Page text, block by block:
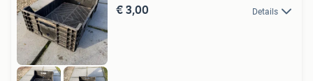
€ 3,00 Details